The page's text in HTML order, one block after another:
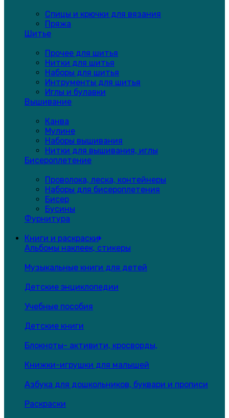
Спицы и крючки для вязания
Пряжа
Шитье
Прочее для шитья
Нитки для шитья
Наборы для шитья
Интрументы для шитья
Иглы и булавки
Вышивание
Канва
Мулине
Наборы вышивания
Нитки для вышивания, иглы
Бисероплетение
Проволока, леска, контейнеры
Наборы для бисероплетения
Бисер
Бусины
Фурнитура
Книги и раскраски
Альбомы наклеек, стикеры
Музыкальные книги для детей
Детские энциклопедии
Учебные пособия
Детские книги
Блокноты- активити, кросворды,
Книжки-игрушки для малышей
Азбука для дошкольников, буквари и прописи
Раскраски